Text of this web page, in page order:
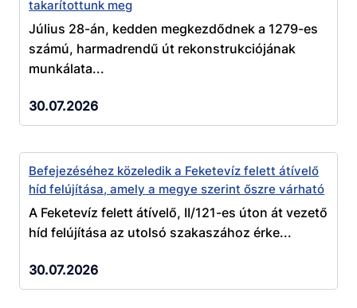
takarítottunk meg
Július 28-án, kedden megkezdődnek a 1279-es
számú, harmadrendű út rekonstrukciójának
munkálata...
30.07.2026
Befejezéséhez közeledik a Feketevíz felett átívelő
híd felújítása, amely a megye szerint őszre várható
A Feketevíz felett átívelő, II/121-es úton át vezető
híd felújítása az utolsó szakaszához érke...
30.07.2026